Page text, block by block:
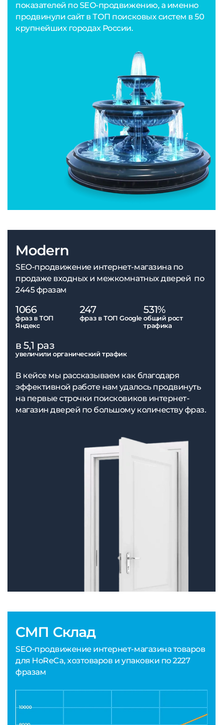
показателей по SEO-продвижению, а именно
продвинули сайт в ТОП поисковых систем в 50
крупнейших городах России.
СМП Склад
SEO-продвижение интернет-магазина товаров
для HoReCa, хозтоваров и упаковки по 2227
фразам
Modern
SEO-продвижение интернет-магазина по
продаже входных и межкомнатных дверей по
2445 фразам
1066
фраз в ТОП
Яндекс
247
фраз в ТОП Google
531%
общий рост
трафика
в 5,1 раз
увеличили органический трафик
В кейсе мы рассказываем как благодаря
эффективной работе нам удалось продвинуть
на первые строчки поисковиков интернет-
магазин дверей по большому количеству фраз.